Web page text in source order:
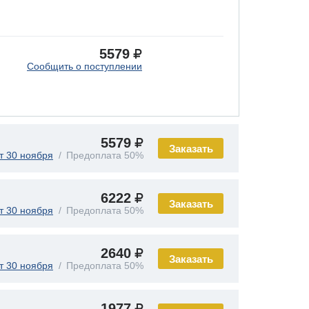
5579
Сообщить о поступлении
Заказать
5579
30 ноября Предоплата 50%
Заказать
6222
30 ноября Предоплата 50%
Заказать
2640
30 ноября Предоплата 50%